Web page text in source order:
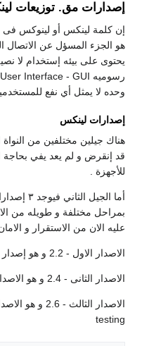
إصدارات مق. توزيعات
هو الجزء المسؤل عن الاتصال
وحده لا يمثل أي نفع
إصدارات لينكس
هناك جيلين مختلفين من النواة
قد إنقرض و لم يعد يفي بحاجة
للأجهزة .
أما
بمراحل مختلفة و طويله من
عليه الان من الاستقرار و
الاصدار الاول - 2.2 و هو إصدار قديم و إنتهى تطويره obsolete
الاصدار الثانى - 2.4 و هو الاصدار المستقر stable
الاصدار
testing